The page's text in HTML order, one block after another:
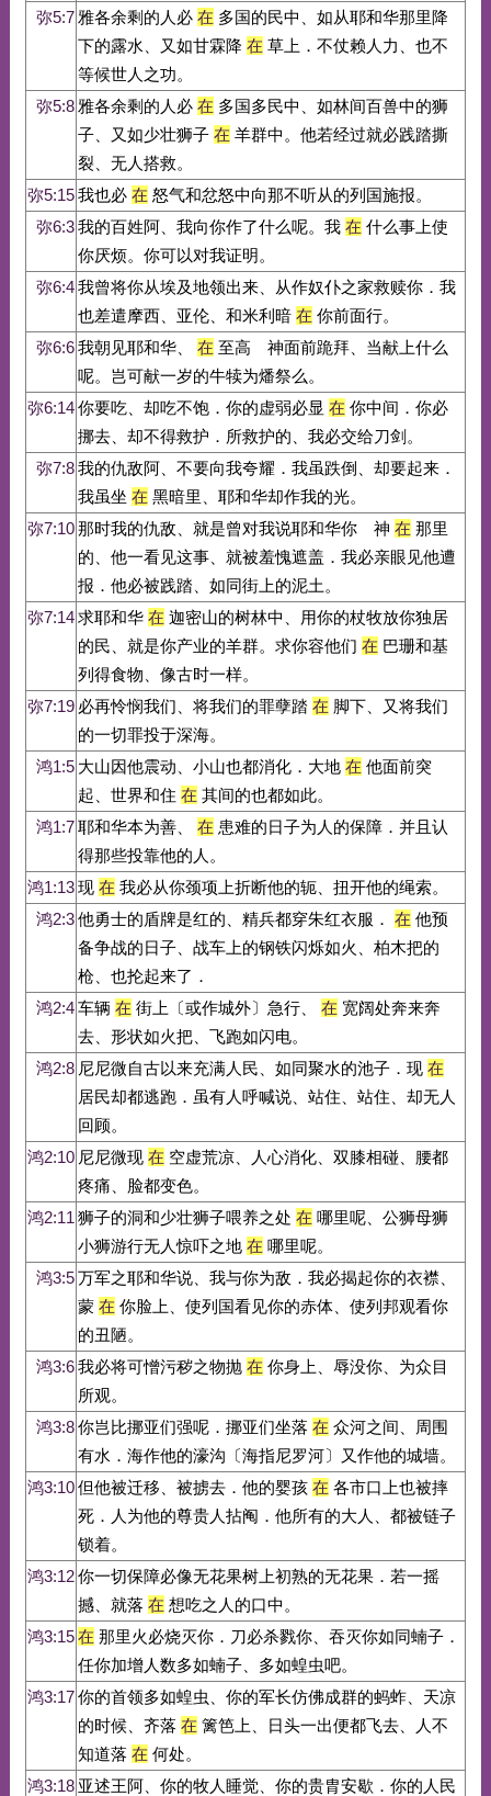
弥5:7 雅各余剩的人必 在 多国的民中、如从耶和华那里降
下的露水、又如甘霖降 在 草上．不仗赖人力、也不
等候世人之功。
弥5:8 雅各余剩的人必 在 多国多民中、如林间百兽中的狮
子、又如少壮狮子 在 羊群中。他若经过就必践踏撕
裂、无人搭救。
弥5:15我也必 在 怒气和忿怒中向那不听从的列国施报。
弥6:3我的百姓阿、我向你作了什么呢。我 在 什么事上使
你厌烦。你可以对我证明。
弥6:4我曾将你从埃及地领出来、从作奴仆之家救赎你．我
也差遣摩西、亚伦、和米利暗 在 你前面行。
弥6:6我朝见耶和华、 在 至高 神面前跪拜、当献上什么
呢。岂可献一岁的牛犊为燔祭么。
弥6:14你要吃、却吃不饱．你的虚弱必显 在 你中间．你必
挪去、却不得救护．所救护的、我必交给刀剑。
弥7:8我的仇敌阿、不要向我夸耀．我虽跌倒、却要起来．
我虽坐 在 黑暗里、耶和华却作我的光。
弥7:10那时我的仇敌、就是曾对我说耶和华你 神 在 那里
的、他一看见这事、就被羞愧遮盖．我必亲眼见他遭
报．他必被践踏、如同街上的泥土。
弥7:14求耶和华 在 迦密山的树林中、用你的杖牧放你独居
的民、就是你产业的羊群。求你容他们 在 巴珊和基
列得食物、像古时一样。
弥7:19 必再怜悯我们、将我们的罪孽踏 在 脚下、又将我们
的一切罪投于深海。
鸿1:5 大山因他震动、小山也都消化．大地 在 他面前突
起、世界和住 在 其间的也都如此。
鸿1:7耶和华本为善、 在 患难的日子为人的保障．并且认
得那些投靠他的人。
鸿1:13现 在 我必从你颈项上折断他的轭、扭开他的绳索。
鸿2:3他勇士的盾牌是红的、精兵都穿朱红衣服． 在 他预
备争战的日子、战车上的钢铁闪烁如火、柏木把的
枪、也抡起来了．
鸿2:4车辆 在 街上〔或作城外〕急行、 在 宽阔处奔来奔
去、形状如火把、飞跑如闪电。
鸿2:8 尼尼微自古以来充满人民、如同聚水的池子．现 在
居民却都逃跑．虽有人呼喊说、站住、站住、却无人
回顾。
鸿2:10 尼尼微现 在 空虚荒凉、人心消化、双膝相碰、腰都
疼痛、脸都变色。
鸿2:11 狮子的洞和少壮狮子喂养之处 在 哪里呢、公狮母狮
小狮游行无人惊吓之地 在 哪里呢。
鸿3:5万军之耶和华说、我与你为敌．我必揭起你的衣襟、
蒙 在 你脸上、使列国看见你的赤体、使列邦观看你
的丑陋。
鸿3:6我必将可憎污秽之物抛 在 你身上、辱没你、为众目
所观。
鸿3:8你岂比挪亚们强呢．挪亚们坐落 在 众河之间、周围
有水．海作他的濠沟〔海指尼罗河〕又作他的城墙。
鸿3:10但他被迁移、被掳去．他的婴孩 在 各市口上也被摔
死．人为他的尊贵人拈阄．他所有的大人、都被链子
锁着。
鸿3:12你一切保障必像无花果树上初熟的无花果．若一摇
撼、就落 在 想吃之人的口中。
鸿3:15在 那里火必烧灭你．刀必杀戮你、吞灭你如同蝻子．
任你加增人数多如蝻子、多如蝗虫吧。
鸿3:17你的首领多如蝗虫、你的军长仿佛成群的蚂蚱、天凉
的时候、齐落 在 篱笆上、日头一出便都飞去、人不
知道落 在 何处。
鸿3:18 亚述王阿、你的牧人睡觉、你的贵胄安歇．你的人民